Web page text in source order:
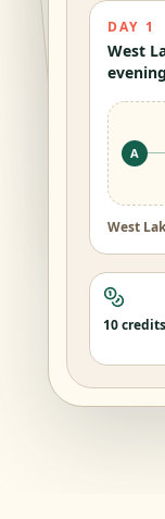
DAY 1
West
A
West
10